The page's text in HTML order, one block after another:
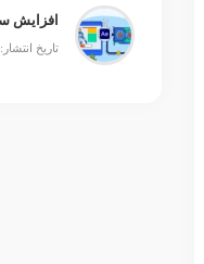
تاریخ انتشار: ۷ مرداد ۱۴۰۵